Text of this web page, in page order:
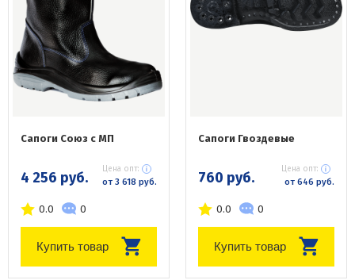
Сапоги Союз с МП
4 256 руб. Цена опт:
от 3 618 руб.
0.0 0
Купить товар
Сапоги Гвоздевые
760 руб. Цена опт:
от 646 руб.
0.0 0
Купить товар